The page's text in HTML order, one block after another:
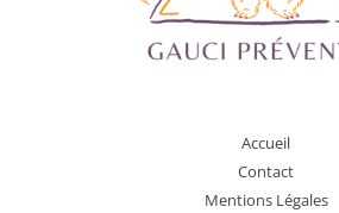
Accueil
Contact
Mentions Légales